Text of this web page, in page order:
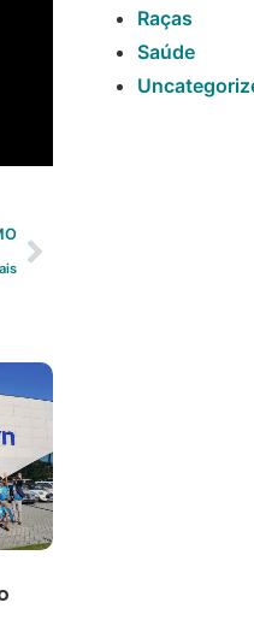
Raças
Saúde